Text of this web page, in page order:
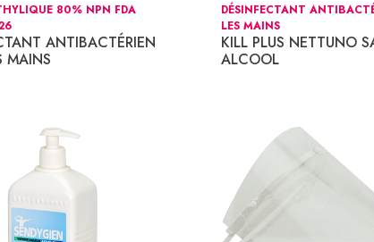
80% NPN FDA
ANTIBACTÉRIEN
MAINS
DÉSINFECTANT
LES MAINS
KILL PLUS NETTUNO
ALCOOL